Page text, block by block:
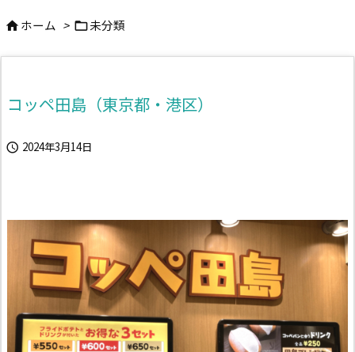
 ホーム > 未分類
コッペ田島（東京都・港区）
 2024年3月14日